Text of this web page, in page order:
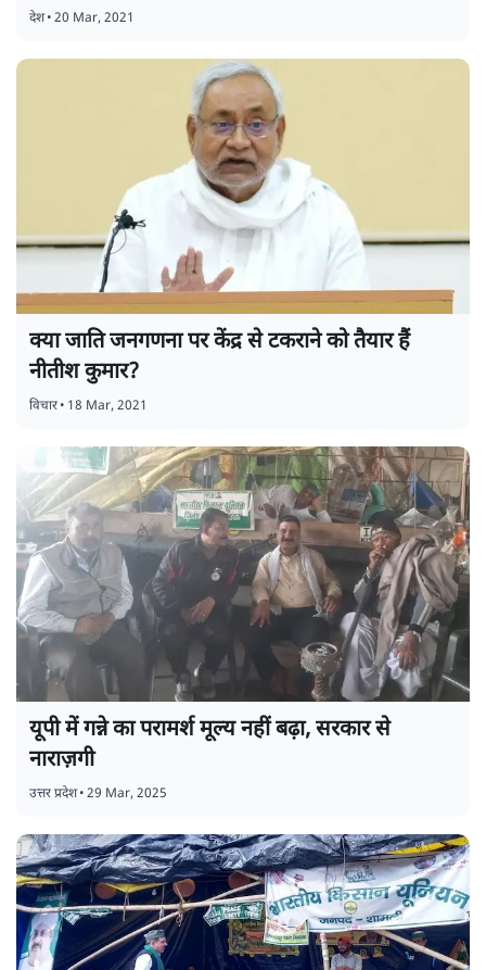
देश•20 Mar, 2021
क्या जाति जनगणना पर केंद्र से टकराने को तैयार हैं
नीतीश कुमार?
विचार• 18 Mar, 2021
यूपी में गन्ने का परामर्श मूल्य नहीं बढ़ा, सरकार से
नाराज़गी
उत्तर प्रदेश•29 Mar, 2025